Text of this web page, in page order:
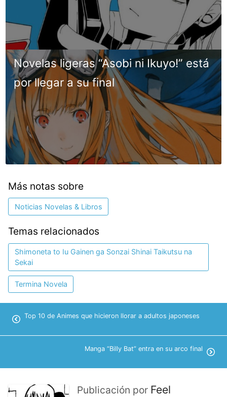
Novelas ligeras “Asobi ni Ikuyo!” está
por llegar a su final
Más notas sobre
Noticias Novelas & Libros
Temas relacionados
Shimoneta to Iu Gainen ga Sonzai Shinai Taikutsu na
Sekai
Termina Novela
Top 10 de Animes que hicieron llorar a adultos japoneses
Manga “Billy Bat” entra en su arco final
Publicación por Feel